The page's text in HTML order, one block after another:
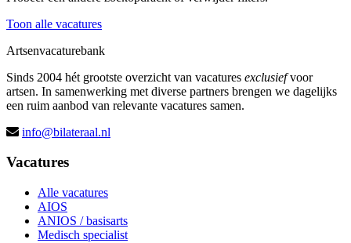
Toon alle vacatures
Artsenvacaturebank
Sinds 2004 hét grootste overzicht van vacatures exclusiefvoor
artsen. In samenwerking met diverse partners brengen we dagelijks
een ruim aanbod van relevante vacatures samen.
info@bilateraal.nl
Vacatures
Alle vacatures
AIOS
ANIOS / basisarts
Medisch specialist